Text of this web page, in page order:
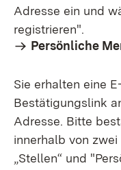
Adresse ein und
registrieren".
Persönliche
Sie erhalten eine
Bestätigungslink
Adresse. Bitte
innerhalb von
„Stellen“ und